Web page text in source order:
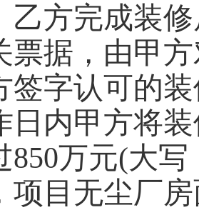
乙方完成装
票据，由甲
签字认可的
日内甲方将
850万元(大写
项目无尘厂